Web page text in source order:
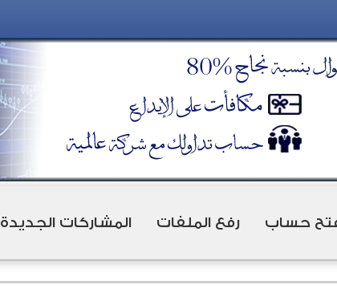
حساب رفع الملفات المشاركات الجديدة